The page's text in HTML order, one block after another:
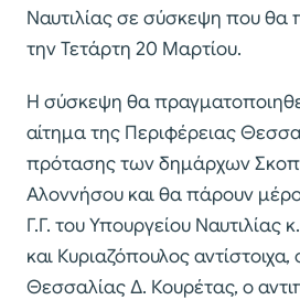
Ναυτιλίας σε σύσκεψη που θα
την Τετάρτη 20 Μαρτίου.
Η σύσκεψη θα
αίτημα της Περιφέρειας
πρότασης των δημάρχων
Αλοννήσου και θα πάρουν
Γ.Γ. του Υπουργείου Ναυτιλίας
και Κυριαζόπουλος
Θεσσαλίας Δ. Κουρέτας, ο